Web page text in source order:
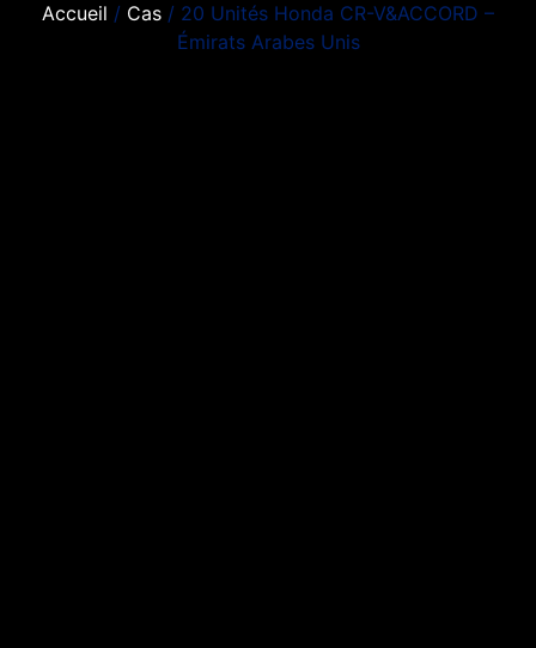
Accueil / Cas / 20 Unités Honda CR-V&ACCORD –
Émirats Arabes Unis